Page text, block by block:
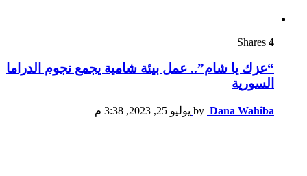
4
“عزك يا شام”.. عمل بيئة شامية يجمع نجوم الدراما
السورية
by Dana Wahiba يوليو 25, 2023, 3:38 م